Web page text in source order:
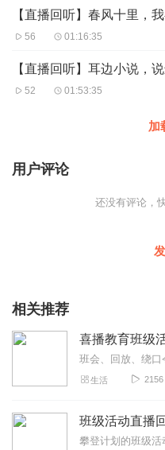
【直播回听】春风十里，
56 01:16:35
【直播回听】耳边小说，
52 01:53:35
加
用户评论
还没有评论，
相关推荐
喜播教育班级
生活 2156
班级活动直播
攀登计划的班级活